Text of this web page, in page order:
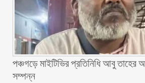
পঞ্চগড়ে মাইটিভির প্রতিনিধি আবু তাহের
সম্পন্ন